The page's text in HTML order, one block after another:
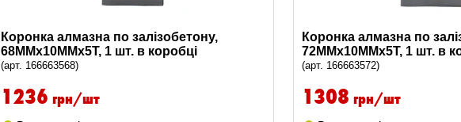
Коронка алмазна по залізобетону,
68ММх10ММх5Т, 1 шт. в коробці
(арт. 166663568)
1236 грн/шт
Коронка алмазна по
72ММх10ММх5Т, 1 шт. в
(арт. 166663572)
1308 грн/шт